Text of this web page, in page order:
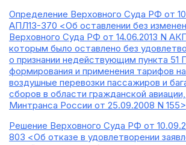
Определение Верховного Суда РФ от
АПЛ13-370 <Об оставлении без
Верховного Суда РФ от 14.06.2013 N
которым было оставлено без
о признании недействующим пункта 51
формирования и применения тарифов
воздушные перевозки пассажиров и
сборов в области гражданской
Минтранса России от 25.09.2008 N 155>
Решение Верховного Суда РФ от
803 <Об отказе в удовлетворении